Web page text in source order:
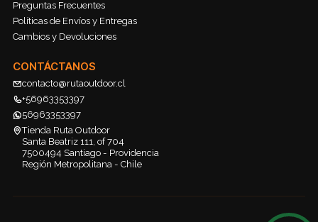
Preguntas Frecuentes
Políticas de Envíos y Entregas
Cambios y Devoluciones
CONTÁCTANOS
contacto@rutaoutdoor.cl
+56963353397
56963353397
Tienda Ruta Outdoor
Santa Beatriz 111, of 704
7500494 Santiago - Providencia
Región Metropolitana - Chile